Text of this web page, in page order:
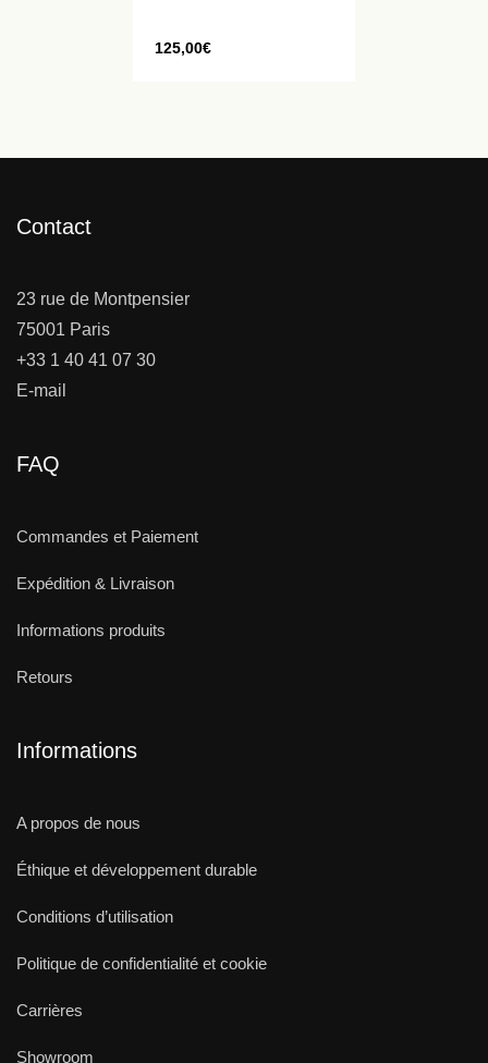
125,00€
Contact
23 rue de Montpensier
75001 Paris
+33 1 40 41 07 30
E-mail
FAQ
Commandes et Paiement
Expédition & Livraison
Informations produits
Retours
Informations
A propos de nous
Éthique et développement durable
Conditions d’utilisation
Politique de confidentialité et cookie
Carrières
Showroom